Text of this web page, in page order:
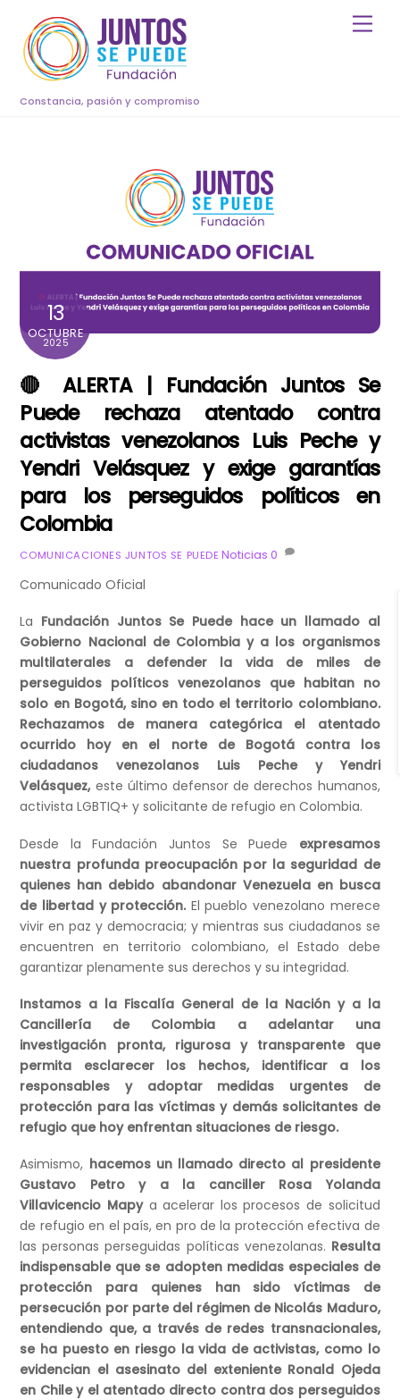
content
Constancia, pasión y compromiso
13
OCTUBRE
2025
🔴 ALERTA | Fundación Juntos Se
Puede rechaza atentado contra
activistas venezolanos Luis Peche y
Yendri Velásquez y exige garantías
para los perseguidos políticos en
Colombia
COMUNICACIONES JUNTOS SE PUEDE Noticias 0
Comunicado Oficial
La Fundación Juntos Se Puede hace un llamado al
Gobierno Nacional de Colombia y a los organismos
multilaterales a defender la vida de miles de
perseguidos políticos venezolanos que habitan no
solo en Bogotá, sino en todo el territorio colombiano.
Rechazamos de manera categórica el atentado
ocurrido hoy en el norte de Bogotá contra los
ciudadanos venezolanos Luis Peche y Yendri
Velásquez, este último defensor de derechos humanos,
activista LGBTIQ+ y solicitante de refugio en Colombia.
Desde la Fundación Juntos Se Puede expresamos
nuestra profunda preocupación por la seguridad de
quienes han debido abandonar Venezuela en busca
de libertad y protección. El pueblo venezolano merece
vivir en paz y democracia; y mientras sus ciudadanos se
encuentren en territorio colombiano, el Estado debe
garantizar plenamente sus derechos y su integridad.
Instamos a la Fiscalía General de la Nación y a la
Cancillería de Colombia a adelantar una
investigación pronta, rigurosa y transparente que
permita esclarecer los hechos, identificar a los
responsables y adoptar medidas urgentes de
protección para las víctimas y demás solicitantes de
refugio que hoy enfrentan situaciones de riesgo.
Asimismo, hacemos un llamado directo al presidente
Gustavo Petro y a la canciller Rosa Yolanda
Villavicencio Mapya acelerar los procesos de solicitud
de refugio en el país, en pro de la protección efectiva de
las personas perseguidas políticas venezolanas. Resulta
indispensable que se adopten medidas especiales de
protección para quienes han sido víctimas de
persecución por parte del régimen de Nicolás Maduro,
entendiendo que, a través de redes transnacionales,
se ha puesto en riesgo la vida de activistas, como lo
evidencian el asesinato del exteniente Ronald Ojeda
en Chile y el atentado directo contra dos perseguidos